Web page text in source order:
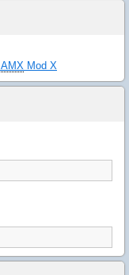
AMX Mod X